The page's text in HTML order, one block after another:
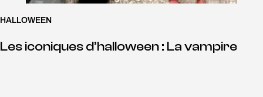
HALLOWEEN
Les iconiques d’halloween : La vampire